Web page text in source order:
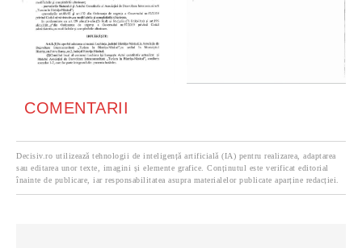
COMENTARII
Decisiv.ro utilizează tehnologii de inteligență artificială (IA) pentru realizarea, adaptarea
sau editarea unor texte, imagini și elemente grafice. Conținutul este verificat editorial
înainte de publicare, iar responsabilitatea asupra materialelor publicate aparține redacției.